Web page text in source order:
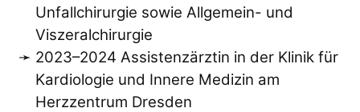
Unfallchirurgie sowie Allgemein- und
Viszeralchirurgie
2023–2024 Assistenzärztin in der Klinik für
Kardiologie und Innere Medizin am
Herzzentrum Dresden